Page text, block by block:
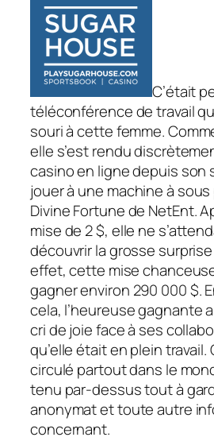
C’était
téléconférence de travail
souri à cette femme.
elle s’est rendu
casino en ligne depuis son
jouer à une machine à
Divine Fortune de NetEnt.
mise de 2 $, elle ne
découvrir la grosse surprise
effet, cette mise
gagner environ 290 000 $.
cela, l’heureuse gagnante
cri de joie face à ses
qu’elle était en plein
circulé partout dans le
tenu par-dessus tout à
anonymat et toute autre
concernant.